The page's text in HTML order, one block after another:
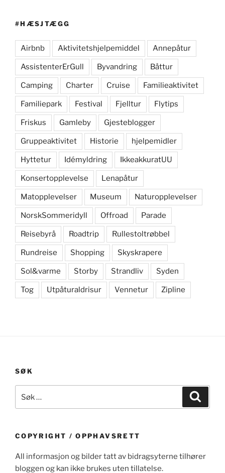
#HÆSJTÆGG
Airbnb Aktivitetshjelpemiddel Annepåtur
AssistenterErGull Byvandring Båttur
Camping Charter Cruise Familieaktivitet
Familiepark Festival Fjelltur Flytips
Friskus Gamleby Gjesteblogger
Gruppeaktivitet Historie hjelpemidler
Hyttetur Idémyldring IkkeakkuratUU
Konsertopplevelse Lenapåtur
Matopplevelser Museum Naturopplevelser
NorskSommeridyll Offroad Parade
Reisebyrå Roadtrip Rullestoltrøbbel
Rundreise Shopping Skyskrapere
Sol&varme Storby Strandliv Syden
Tog Utpåturaldrisur Vennetur Zipline
SØK
etter:
COPYRIGHT / OPPHAVSRETT
All informasjon og bilder tatt av bidragsyterne tilhører
bloggen og kan ikke brukes uten tillatelse.